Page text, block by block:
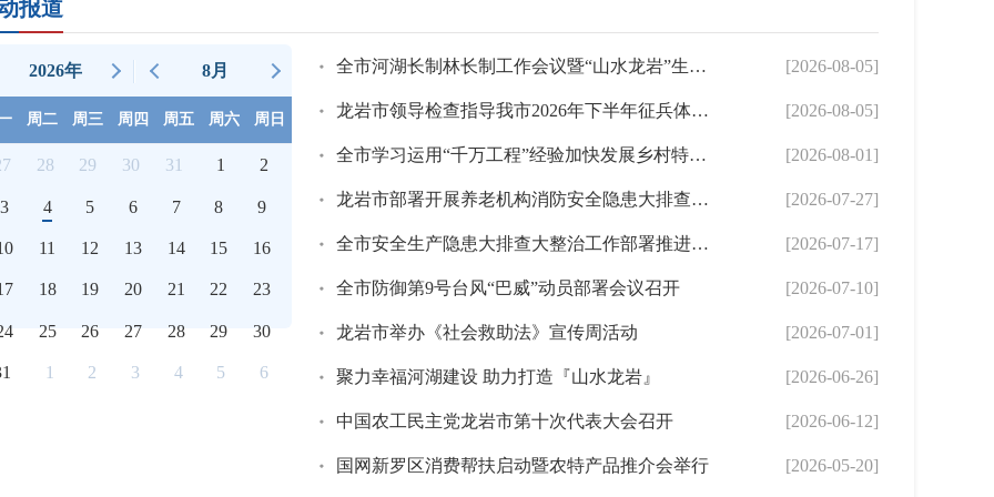
报道
2026年 8月
周二 周三 周四 周五 周六 周日
28 29 30 31 1 2
3 4 5 6 7 8 9
11 12 13 14 15 16
18 19 20 21 22 23
25 26 27 28 29 30
1 2 3 4 5 6
[2026-08-05]
全市河湖长制林长制工作会议暨“山水龙岩”生态品牌建设推进会召开
[2026-08-05]
龙岩市领导检查指导我市2026年下半年征兵体检工作
[2026-08-01]
全市学习运用“千万工程”经验加快发展乡村特色产业推进乡村全面振兴现场会召开
[2026-07-27]
龙岩市部署开展养老机构消防安全隐患大排查大整治
[2026-07-17]
全市安全生产隐患大排查大整治工作部署推进会召开
[2026-07-10]
全市防御第9号台风“巴威”动员部署会议召开
[2026-07-01]
龙岩市举办《社会救助法》宣传周活动
[2026-06-26]
聚力幸福河湖建设 助力打造『山水龙岩』
[2026-06-12]
中国农工民主党龙岩市第十次代表大会召开
[2026-05-20]
国网新罗区消费帮扶启动暨农特产品推介会举行